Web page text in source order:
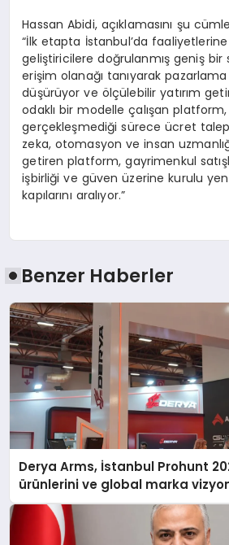
Hassan Abidi, açıklamasını şu
“İlk etapta İstanbul’da
geliştiricilere doğrulanmış geniş bir
erişim olanağı tanıyarak
düşürüyor ve ölçülebilir yatırım
odaklı bir modelle çalışan platform,
gerçekleşmediği sürece ücret
zeka, otomasyon ve insan
getiren platform, gayrimenkul
işbirliği ve güven üzerine kurulu
kapılarını aralıyor.”
Benzer Haberler
Derya Arms, İstanbul Prohunt
ürünlerini ve global marka